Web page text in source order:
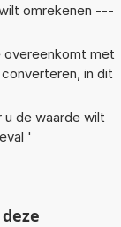
omrekenen ---
overeenkomt met
in dit
u de waarde wilt
'